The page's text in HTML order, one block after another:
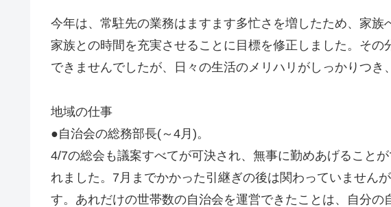
今年は、常駐先の業務はますます多忙さを増したため、家
家族との時間を充実させることに目標を修正しました。そ
できませんでしたが、日々の生活のメリハリがしっかりつき
地域の仕事
●自治会の総務部長(～4月)。
4/7の総会も議案すべてが可決され、無事に勤めあげること
れました。7月までかかった引継ぎの後は関わっていません
す。あれだけの世帯数の自治会を運営できたことは、自分の